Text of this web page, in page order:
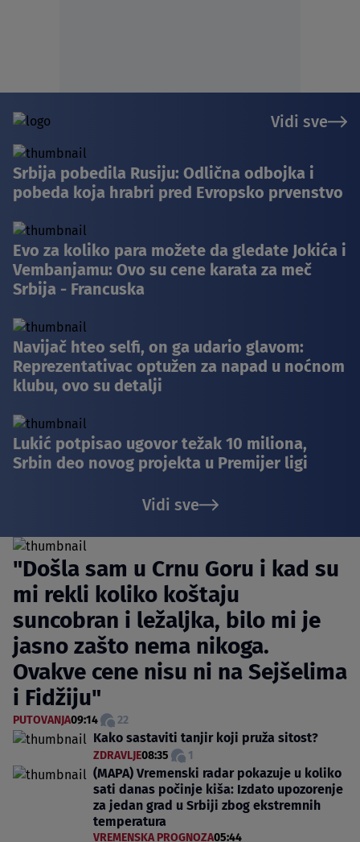
Vidi sve
Srbija pobedila Rusiju: Odlična odbojka i
pobeda koja hrabri pred Evropsko prvenstvo
Evo za koliko para možete da gledate Jokića i
Vembanjamu: Ovo su cene karata za meč
Srbija - Francuska
Navijač hteo selfi, on ga udario glavom:
Reprezentativac optužen za napad u noćnom
klubu, ovo su detalji
Lukić potpisao ugovor težak 10 miliona,
Srbin deo novog projekta u Premijer ligi
Vidi sve
"Došla sam u Crnu Goru i kad su
mi rekli koliko koštaju
suncobran i ležaljka, bilo mi je
jasno zašto nema nikoga.
Ovakve cene nisu ni na Sejšelima
i Fidžiju"
PUTOVANJA09:14 22
Kako sastaviti tanjir koji pruža sitost?
ZDRAVLJE08:35 1
(MAPA) Vremenski radar pokazuje u koliko
sati danas počinje kiša: Izdato upozorenje
za jedan grad u Srbiji zbog ekstremnih
temperatura
VREMENSKA PROGNOZA05:44